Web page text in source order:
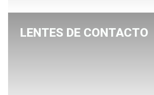
LENTES DE CONTACTO